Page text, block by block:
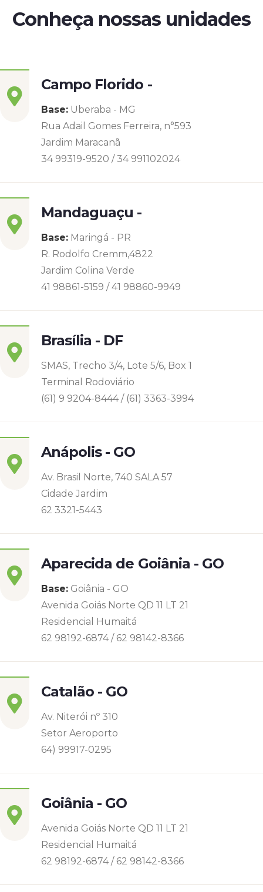
Conheça nossas unidades
Campo Florido -
Base: Uberaba - MG
Rua Adail Gomes Ferreira, n°593
Jardim Maracanã
34 99319-9520 / 34 991102024
Mandaguaçu -
Base: Maringá - PR
R. Rodolfo Cremm,4822
Jardim Colina Verde
41 98861-5159 / 41 98860-9949
Brasília - DF
SMAS, Trecho 3/4, Lote 5/6, Box 1
Terminal Rodoviário
(61) 9 9204-8444 / (61) 3363-3994
Anápolis - GO
Av. Brasil Norte, 740 SALA 57
Cidade Jardim
62 3321-5443
Aparecida de Goiânia - GO
Base: Goiânia - GO
Avenida Goiás Norte QD 11 LT 21
Residencial Humaitá
62 98192-6874 / 62 98142-8366
Catalão - GO
Av. Niterói nº 310
Setor Aeroporto
64) 99917-0295
Goiânia - GO
Avenida Goiás Norte QD 11 LT 21
Residencial Humaitá
62 98192-6874 / 62 98142-8366